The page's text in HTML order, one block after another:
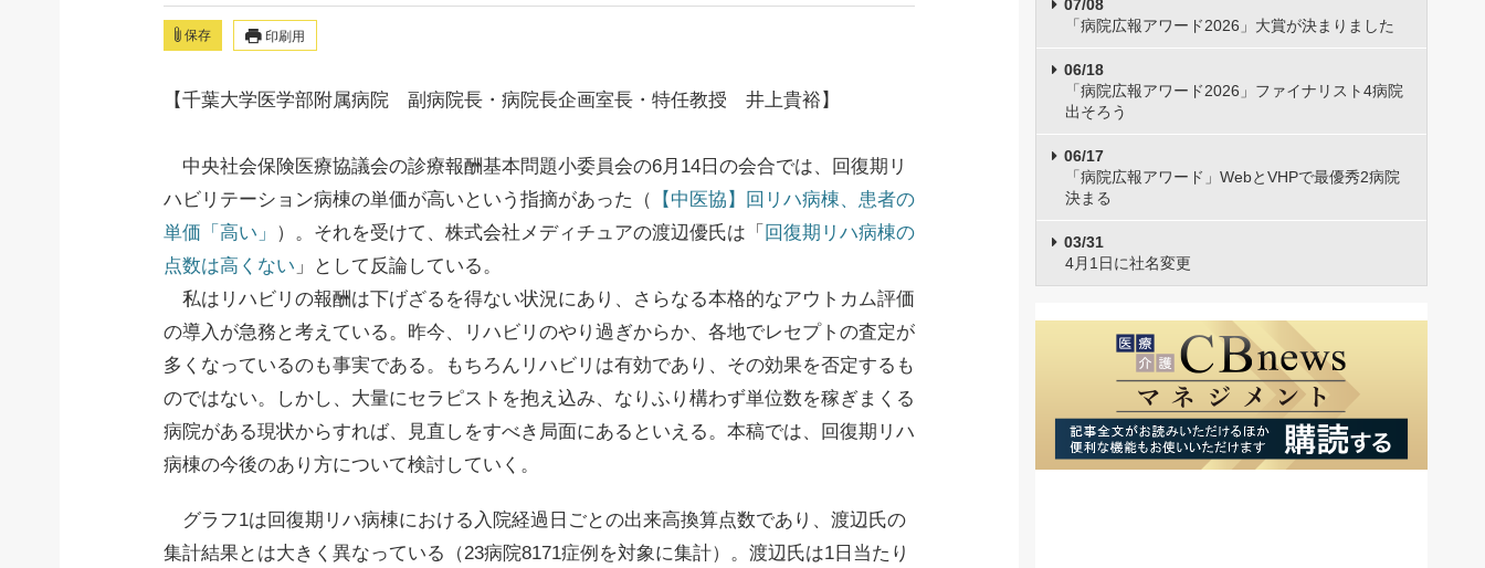
保存 印刷用
【千葉大学医学部附属病院 副病院長・病院長企画室長・特任教授 井上貴裕】
中央社会保険医療協議会の診療報酬基本問題小委員会の6月14日の会合では、回復期リ
ハビリテーション病棟の単価が高いという指摘があった（
【中医協】回リハ病棟、患者の
単価「高い」
）。それを受けて、株式会社メディチュアの渡辺優氏は「 回復期リハ病棟の
点数は高くない 」として反論している。
私はリハビリの報酬は下げざるを得ない状況にあり、さらなる本格的なアウトカム評価
の導入が急務と考えている。昨今、リハビリのやり過ぎからか、各地でレセプトの査定が
多くなっているのも事実である。もちろんリハビリは有効であり、その効果を否定するも
のではない。しかし、大量にセラピストを抱え込み、なりふり構わず単位数を稼ぎまくる
病院がある現状からすれば、見直しをすべき局面にあるといえる。本稿では、回復期リハ
病棟の今後のあり方について検討していく。
グラフ1は回復期リハ病棟における入院経過日ごとの出来高換算点数であり、渡辺氏の
集計結果とは大きく異なっている（23病院8171症例を対象に集計）。渡辺氏は1日当たり
07/08
「病院広報アワード2026」大賞が決まりました
06/18
「病院広報アワード2026」ファイナリスト4病院
出そろう
06/17
「病院広報アワード」WebとVHPで最優秀2病院
決まる
03/31
4月1日に社名変更